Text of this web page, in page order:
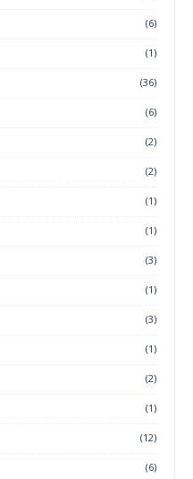
(6)
(1)
(36)
(6)
(2)
(2)
(1)
(1)
(3)
(1)
(3)
(1)
(2)
(1)
(12)
(6)